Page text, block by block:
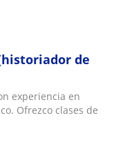
de
experiencia en
Ofrezco clases de